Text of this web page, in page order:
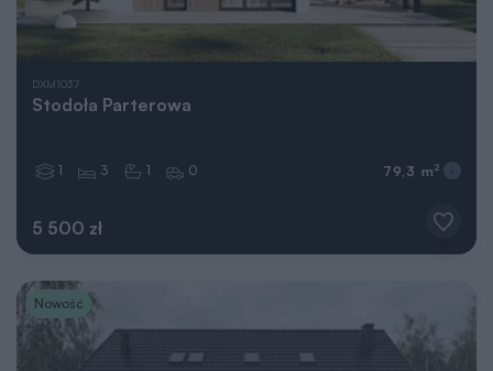
DXM1037
Stodoła Parterowa
5 500 zł
1 3 1 0 79,3 m 2
Nowość